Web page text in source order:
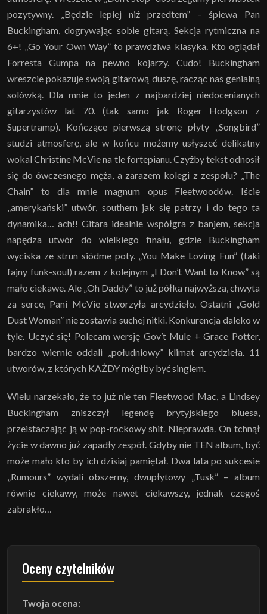
pozytywny. „Będzie lepiej niż przedtem” – śpiewa Pan
Buckingham, dogrywając sobie gitarą. Sekcja rytmiczna na
6+! „Go Your Own Way” to prawdziwa klasyka. Kto oglądał
Forresta Gumpa na pewno kojarzy. Cudo! Buckingham
wreszcie pokazuje swoją gitarową duszę, racząc nas genialną
solówką. Dla mnie to jeden z najbardziej niedocenianych
gitarzystów lat 70. (tak samo jak Roger Hodgson z
Supertramp). Kończące pierwszą stronę płyty „Songbird”
studzi atmosferę, ale w końcu możemy usłyszeć delikatny
wokal Christine McVie na tle fortepianu. Czyżby tekst odnosił
się do ówczesnego męża, a zarazem kolegi z zespołu? „The
Chain” to dla mnie magnum opus Fleetwoodów. Iście
„amerykański” utwór, southern jak się patrzy i do tego ta
dynamika… ach!! Gitara idealnie współgra z banjem, sekcja
napędza utwór do wielkiego finału, gdzie Buckingham
wyciska ze strun siódme poty. „You Make Loving Fun” (taki
fajny funk-soul) razem z kolejnym „I Don’t Want to Know” są
mało ciekawe. Ale „Oh Daddy” to już półka najwyższa, chwyta
za serce, Pani McVie stworzyła arcydzieło. Ostatni „Gold
Dust Woman” nie zostawia suchej nitki. Konkurencja daleko w
tyle. Uczyć się! Polecam wersję Gov’t Mule + Grace Potter,
bardzo wiernie oddali „południowy” klimat arcydzieła. 11
utworów, z których KAŻDY mógłby być singlem.
Wielu narzekało, że to już nie ten Fleetwood Mac, a Lindsey
Buckingham zniszczył legendę brytyjskiego bluesa,
przeistaczając ją w pop-rockowy shit. Nieprawda. On tchnął
życie w dawno już zapadły zespół. Gdyby nie TEN album, być
może mało kto by ich dzisiaj pamiętał. Dwa lata po sukcesie
„Rumours” wydali obszerny, dwupłytowy „Tusk” – album
równie ciekawy, może nawet ciekawszy, jednak czegoś
zabrakło…
Oceny czytelników
Twoja ocena: